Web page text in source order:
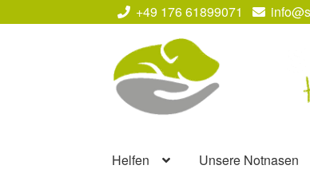
+49 176 61899071
Navigation
springen
Zum
Inhalt
springen
Helfen Unsere Notnasen